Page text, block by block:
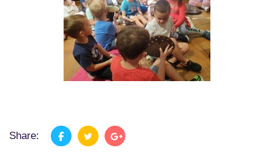
Share: